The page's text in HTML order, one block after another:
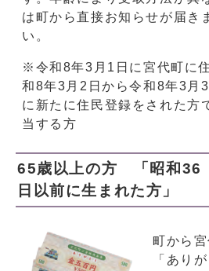
は町から直接お知らせが届き
い。
※令和8年3月1日に宮代町に
和8年3月2日から令和8年3月
に新たに住民登録をされた方
当する方
65歳以上の方 「昭和36
日以前に生まれた方」
町から
「あり